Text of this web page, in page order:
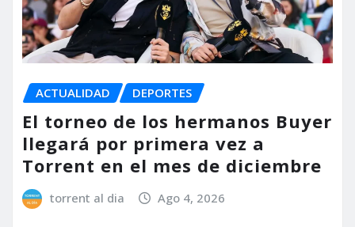
ACTUALIDAD DEPORTES
El torneo de los hermanos Buyer
llegará por primera vez a
Torrent en el mes de diciembre
torrent al dia Ago 4, 2026